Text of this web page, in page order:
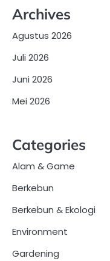
Archives
Agustus 2026
Juli 2026
Juni 2026
Mei 2026
Categories
Alam & Game
Berkebun
Berkebun & Ekologi
Environment
Gardening